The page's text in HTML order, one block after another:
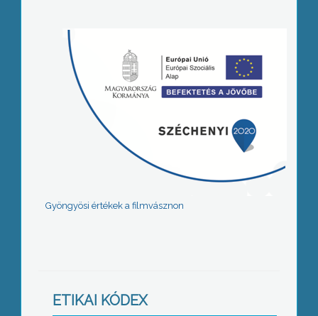
Gyöngyösi értékek a filmvásznon
ETIKAI KÓDEX